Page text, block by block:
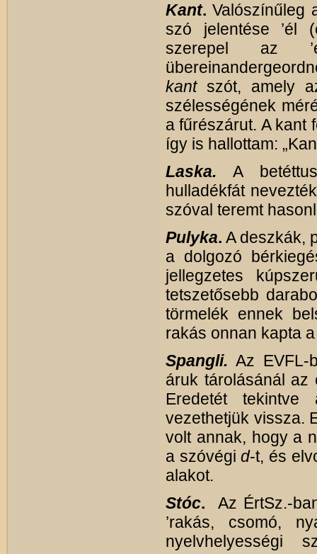
Kant. Valószínűleg
szó jelentése ’él
szerepel az
kantszót, amely
szélességének
a fűrészárut. A kant
így is hallottam:
Laska. A
hulladékfát
szóval teremt
Pulyka. A deszkák,
a dolgozó
jellegzetes
tetszetősebb
törmelék ennek
rakás onnan kapta
Spangli. Az
áruk tárolásánál az
Eredetét
vezethetjük vissza.
volt annak, hogy a
a szóvégid-t, és
alakot.
Stóc. Az ÉrtSz.-
’rakás, csomó,
nyelvhelyességi